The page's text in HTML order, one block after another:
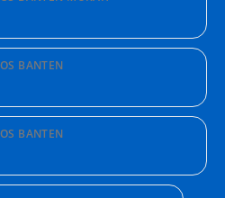
BANTEN
BANTEN